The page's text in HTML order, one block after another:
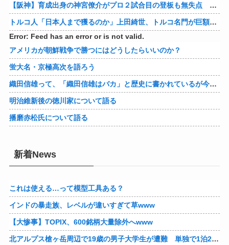
【阪神】育成出身の神宮僚介がプロ２試合目の登板も無失点 ボスラーを三振に ピンチで抑えた
トルコ人「日本人まで獲るのか」上田綺世、トルコ名門が巨額の正式オファー！現地サポが騒然！【海外の反応】
Error: Feed has an error or is not valid.
アメリカが朝鮮戦争で勝つにはどうしたらいいのか？
蛍大名・京極高次を語ろう
織田信雄って、「織田信雄はバカ」と歴史に書かれているが今まで家が残っているんでバカではないよな？
明治維新後の徳川家について語る
播磨赤松氏について語る
新着News
これは使える…って模型工具ある？
インドの暴走族、レベルが違いすぎて草www
【大惨事】TOPIX、600銘柄大量除外へwww
北アルプス槍ヶ岳周辺で19歳の男子大学生が遭難 単独で1泊2日の予定で入山も連絡取れず 警察が9日以降捜索予定